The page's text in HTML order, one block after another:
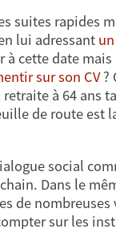
suites rapides
lui adressant un
à cette date mais
sur son CV?
à 64 ans
de route est
social
Dans le
de nombreuses
sur les